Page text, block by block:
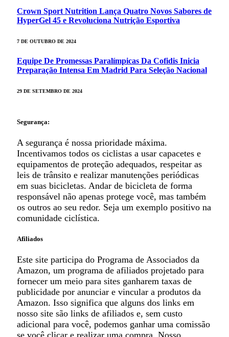
Crown Sport Nutrition Lança Quatro Novos Sabores de
HyperGel 45 e Revoluciona Nutrição Esportiva
7 DE OUTUBRO DE 2024
Equipe De Promessas Paralímpicas Da Cofidis Inicia
Preparação Intensa Em Madrid Para Seleção Nacional
29 DE SETEMBRO DE 2024
Segurança:
A segurança é nossa prioridade máxima.
Incentivamos todos os ciclistas a usar capacetes e
equipamentos de proteção adequados, respeitar as
leis de trânsito e realizar manutenções periódicas
em suas bicicletas. Andar de bicicleta de forma
responsável não apenas protege você, mas também
os outros ao seu redor. Seja um exemplo positivo na
comunidade ciclística.
Afiliados
Este site participa do Programa de Associados da
Amazon, um programa de afiliados projetado para
fornecer um meio para sites ganharem taxas de
publicidade por anunciar e vincular a produtos da
Amazon. Isso significa que alguns dos links em
nosso site são links de afiliados e, sem custo
adicional para você, podemos ganhar uma comissão